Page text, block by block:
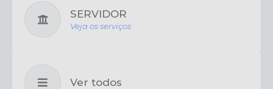
SERVIDOR
Veja os serviços
Ver todos